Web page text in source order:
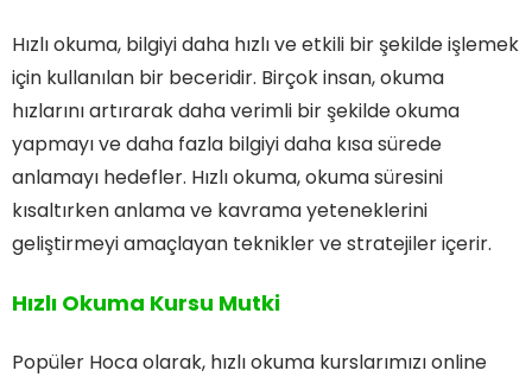
Hızlı okuma, bilgiyi daha hızlı ve etkili bir şekilde işlemek
için kullanılan bir beceridir. Birçok insan, okuma
hızlarını artırarak daha verimli bir şekilde okuma
yapmayı ve daha fazla bilgiyi daha kısa sürede
anlamayı hedefler. Hızlı okuma, okuma süresini
kısaltırken anlama ve kavrama yeteneklerini
geliştirmeyi amaçlayan teknikler ve stratejiler içerir.
Hızlı Okuma Kursu Mutki
Popüler Hoca olarak, hızlı okuma kurslarımızı online